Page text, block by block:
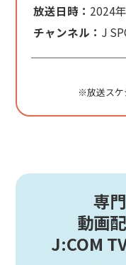
放送日時： 2024
チャンネル： J
※放送スケ
専
動画
J:COM